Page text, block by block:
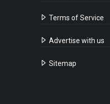
Terms of Service
Advertise with us
Sitemap